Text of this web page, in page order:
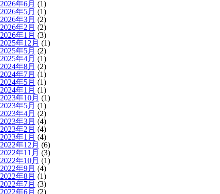
2026年6月 (1)
2026年5月 (1)
2026年3月 (2)
2026年2月 (2)
2026年1月 (3)
2025年12月 (1)
2025年5月 (2)
2025年4月 (1)
2024年8月 (2)
2024年7月 (1)
2024年5月 (1)
2024年1月 (1)
2023年10月 (1)
2023年5月 (1)
2023年4月 (2)
2023年3月 (4)
2023年2月 (4)
2023年1月 (4)
2022年12月 (6)
2022年11月 (3)
2022年10月 (1)
2022年9月 (4)
2022年8月 (1)
2022年7月 (3)
2022年6月 (2)